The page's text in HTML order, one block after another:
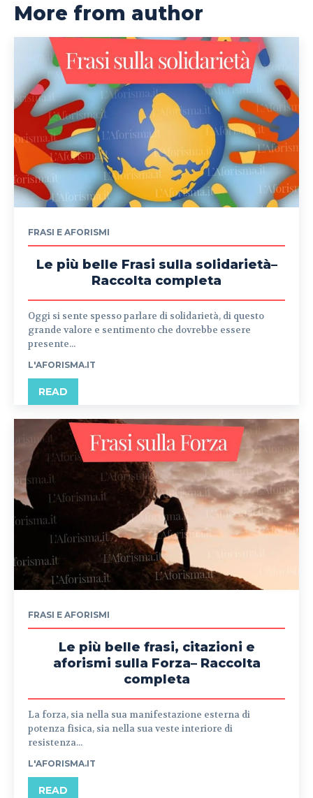
More from author
FRASI E AFORISMI
Le più belle Frasi sulla solidarietà–
Raccolta completa
Oggi si sente spesso parlare di solidarietà, di questo
grande valore e sentimento che dovrebbe essere
presente...
L'AFORISMA.IT
READ
FRASI E AFORISMI
Le più belle frasi, citazioni e
aforismi sulla Forza– Raccolta
completa
La forza, sia nella sua manifestazione esterna di
potenza fisica, sia nella sua veste interiore di
resistenza...
L'AFORISMA.IT
READ